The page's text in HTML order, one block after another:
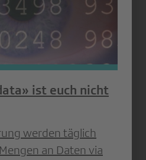
ist euch nicht
werden täglich
an Daten via